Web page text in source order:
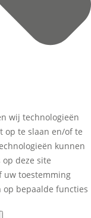
wij technologieën
op te slaan en/of te
kunnen
deze site
uw toestemming
bepaalde functies